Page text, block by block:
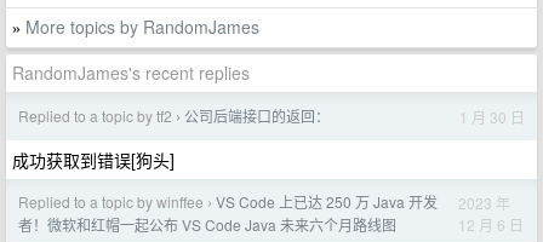
» More topics by RandomJames
RandomJames's recent replies
Replied to a topic by tf2 › 公司后端接口的返回： 1 月 30 日
成功获取到错误[狗头]
Replied to a topic by winffee › VS Code 上已达 250 万 Java 开发
者！微软和红帽一起公布 VS Code Java 未来六个月路线图
2023 年
12 月 6 日